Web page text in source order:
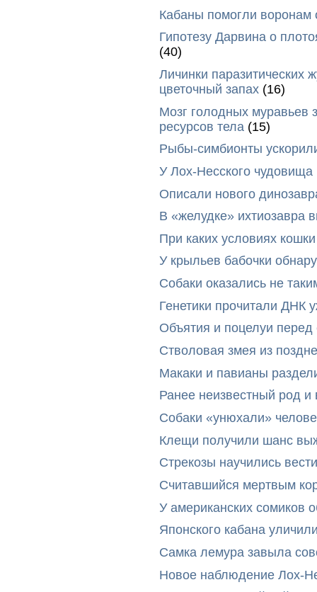
Кабаны помогли воронам
Гипотезу Дарвина о
(40)
Личинки паразитических
цветочный запах (16)
Мозг голодных муравьев
ресурсов тела (15)
Рыбы-симбионты
У Лох-Несского
Описали нового
В «желудке» ихтиозавра
При каких условиях
У крыльев бабочки
Собаки оказались не
Генетики прочитали ДНК
Объятия и поцелуи
Стволовая змея из
Макаки и павианы
Ранее неизвестный род и
Собаки «унюхали»
Клещи получили шанс
Стрекозы научились
Считавшийся мертвым
У американских сомиков
Японского кабана
Самка лемура завыла
Новое наблюдение Лох-